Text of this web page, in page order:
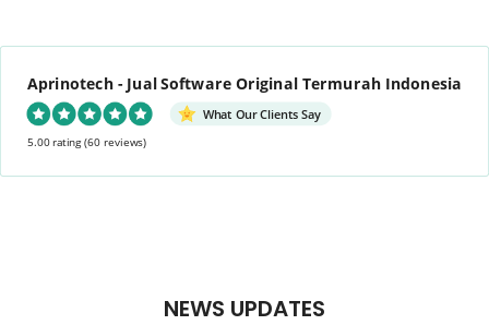
Aprinotech - Jual Software Original Termurah Indonesia
What Our Clients Say
5.00 rating(60 reviews)
NEWS UPDATES